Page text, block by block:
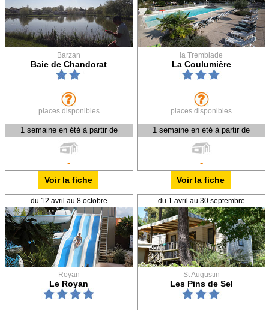
Barzan
Baie de Chandorat
places disponibles
1 semaine en été à partir de
-
Voir la fiche
la Tremblade
La Coulumière
places disponibles
1 semaine en été à partir de
-
Voir la fiche
du 12 avril au 8 octobre
Royan
Le Royan
du 1 avril au 30 septembre
St Augustin
Les Pins de Sel